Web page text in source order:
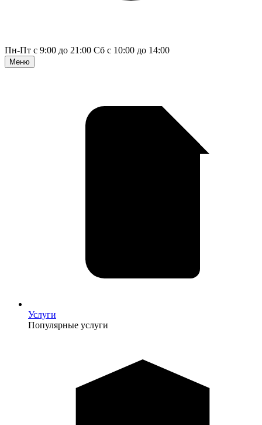
Пн-Пт с 9:00 до 21:00 Сб с 10:00 до 14:00
Меню
Услуги
Популярные услуги